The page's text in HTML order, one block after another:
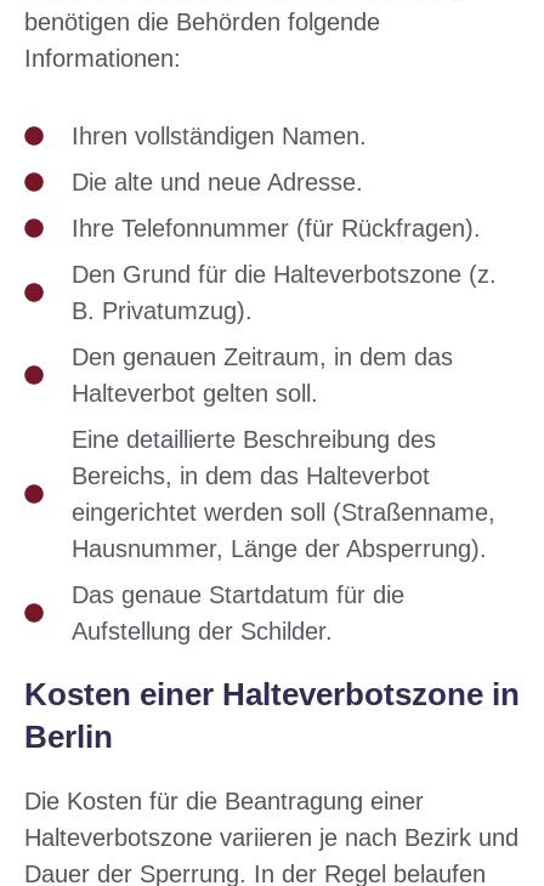
benötigen die Behörden folgende
Informationen:
Ihren vollständigen Namen.
Die alte und neue Adresse.
Ihre Telefonnummer (für Rückfragen).
Den Grund für die Halteverbotszone (z.
B. Privatumzug).
Den genauen Zeitraum, in dem das
Halteverbot gelten soll.
Eine detaillierte Beschreibung des
Bereichs, in dem das Halteverbot
eingerichtet werden soll (Straßenname,
Hausnummer, Länge der Absperrung).
Das genaue Startdatum für die
Aufstellung der Schilder.
Kosten einer Halteverbotszone in
Berlin
Die Kosten für die Beantragung einer
Halteverbotszone variieren je nach Bezirk und
Dauer der Sperrung. In der Regel belaufen